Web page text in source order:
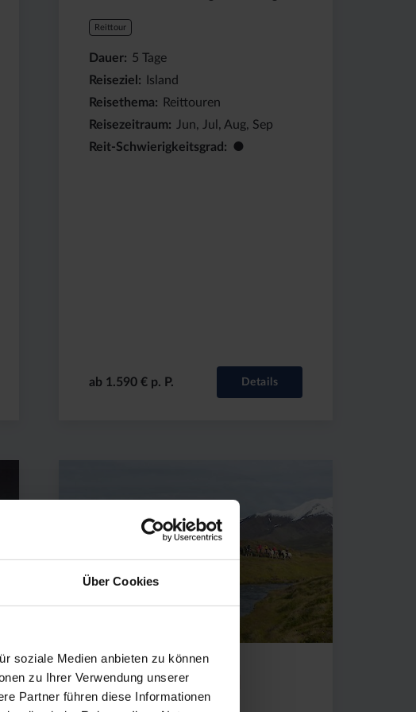
Über Cookies
soziale Medien anbieten zu können
zu Ihrer Verwendung unserer
Partner führen diese Informationen
Reittour
Dauer 5 Tage
Reiseziel
Island
Reisethema
Reittouren
Reisezeitraum
Jun, Jul, Aug, Sep
Reit-Schwierigkeitsgrad
●
ab 1.590 € p. P. Details
Herbstfarben und
Nordlichter